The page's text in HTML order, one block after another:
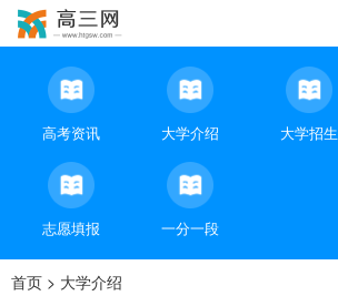
高考资讯 大学介绍 大学招生
志愿填报 一分一段
首页 > 大学介绍